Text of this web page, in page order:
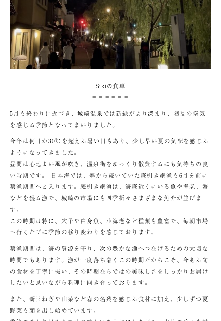
＝＝＝＝＝＝
Sikiの食卓
＝＝＝＝＝＝
5月も終わりに近づき、城崎温泉では新緑がより深まり、初夏の空気
を感じる季節となってまいりました。
今年は何日か30℃を超える暑い日もあり、少し早い夏の気配を感じる
ようになってきました。
昼間は心地よい風が吹き、温泉街をゆっくり散策するにも気持ちの良
い時期です。 日本海では、春から続いていた底引き網漁も6月を前に
禁漁期間へと入ります。底引き網漁は、海底近くにいる魚や海老、蟹
などを獲る漁で、城崎の市場にも四季折々さまざまな魚介が並びま
す。
この時期は特に、穴子や白身魚、小海老など種類も豊富で、毎朝市場
へ行くたびに季節の移り変わりを感じております。
禁漁期間は、海の資源を守り、次の豊かな漁へつなげるための大切な
時間でもあります。漁が一度落ち着くこの時期だからこそ、今ある旬
の食材を丁寧に扱い、その時期ならではの美味しさをしっかりお届け
したいと思いながら料理に向き合っております。
また、新玉ねぎや山菜など春の名残を感じる食材に加え、少しずつ夏
野菜も顔を出し始めています。